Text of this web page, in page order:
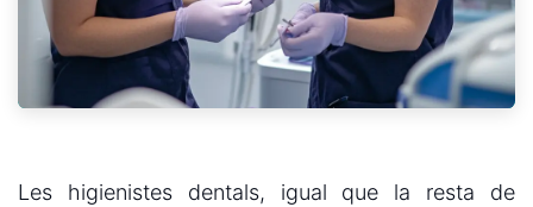
Les higienistes dentals, igual que la resta de